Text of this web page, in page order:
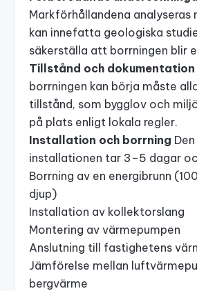
Markförhållandena analyseras
kan innefatta geologiska
säkerställa att borrningen blir
Tillstånd och dokumentation
borrningen kan börja måste
tillstånd, som bygglov och
på plats enligt lokala regler.
Installation och borrning
installationen tar 3–5 dagar
Borrning av en energibrunn
djup)
Installation av kollektorslang
Montering av värmepumpen
Anslutning till fastighetens
Jämförelse mellan
bergvärme